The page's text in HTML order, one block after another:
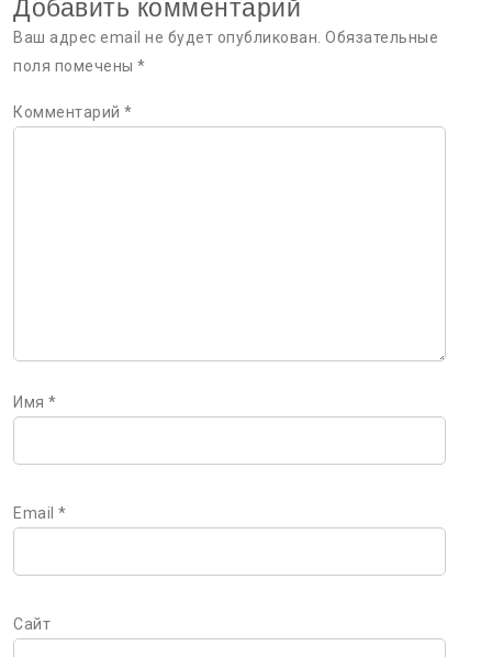
Ваш адрес email не будет опубликован. Обязательные
поля помечены *
Комментарий *
Имя *
Email *
Сайт